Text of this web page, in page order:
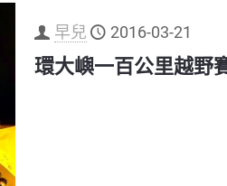
早兒 2016-03-21
環大嶼一百公里越野